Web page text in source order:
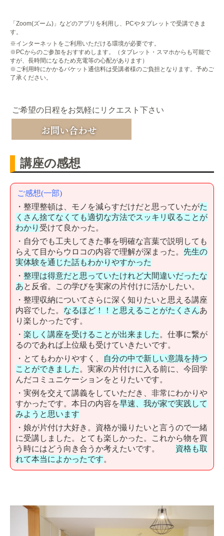
「Zoom(ズーム)」などのアプリを利用し、PCやタブレットで受講できま
す。
※インターネットをご利用いただける環境が必要です。
※PCからのご参加をおすすめします。（タブレット・スマホからも可能で
すが、長時間になるため充電等の心配があります）
※ご利用時にかかるパケット通信料は受講者様のご負担となります。予めご
了承ください。
ご希望の日程をお気軽にリクエスト下さい
講座の感想
ご感想(一部)
・整理整頓は、モノを減らすだけだと思っていたがた
くさん捨てなくても適切な方法でスッキリ収ることが
わかり 受けて良かった。
・自分でも工夫してきた事を明確な言葉で説明しても
らえて目からウロコの内容で理解が深まった。 先生の
実体験を通じた話もわかりやすかった
・ 整理は得意だと思っていたけれど大間違いだったな
あと反省。この学びを実家の片付けに活かしたい。
・整理収納についてさらに深く知りたいと思える講座
内容でした。 なるほど！！と思えることがたくさんあ
り楽しかったです。
・ 楽しく講座を受けることが出来ました。仕事に繋が
るのであれば上位級も受けていきたいです。
・とてもわかりやすく、
自分の中で新しい意識を持つ
ことができました。実家の片付けに入る前に、今回学
んだコミュニケーションをとりたいです。
・実例を交えて講義をしていただき、非常にわかりや
すかったです。本日の内容を早速、我が家で実践して
みようと思います
・娘が片付け大好き。資格が撮りたいと言うので一緒
に受講しました。とても楽しかった。これから物を買
う時にはどう向き合うか考えたいです。 資格も取
れて本当によかったです。